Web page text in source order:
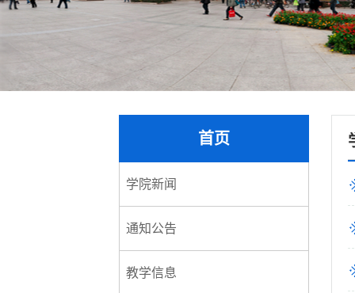
首页
学院新闻
通知公告
教学信息